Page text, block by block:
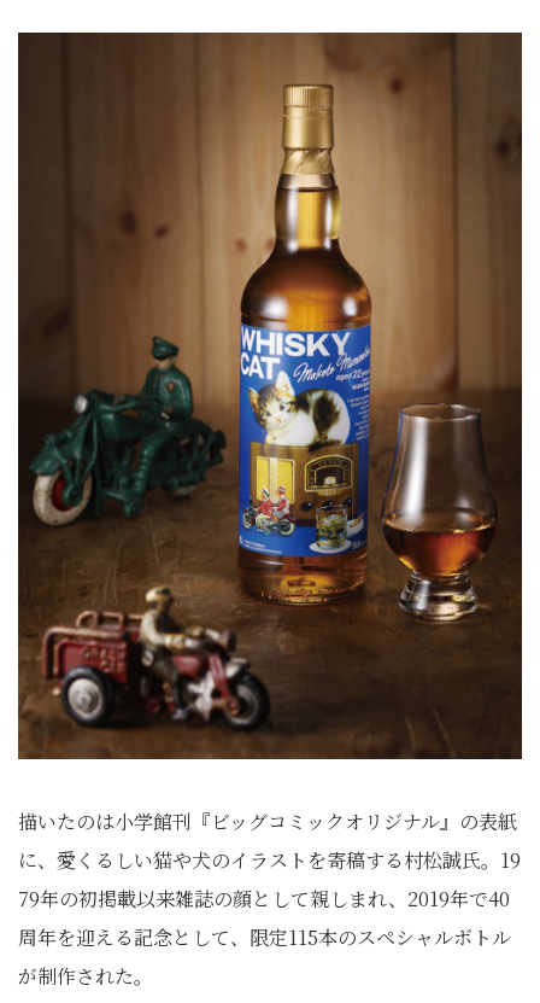
描いたのは小学館刊『ビッグコミックオリジナル』の表紙
に、愛くるしい猫や犬のイラストを寄稿する村松誠氏。19
79年の初掲載以来雑誌の顔として親しまれ、2019年で40
周年を迎える記念として、限定115本のスペシャルボトル
が制作された。